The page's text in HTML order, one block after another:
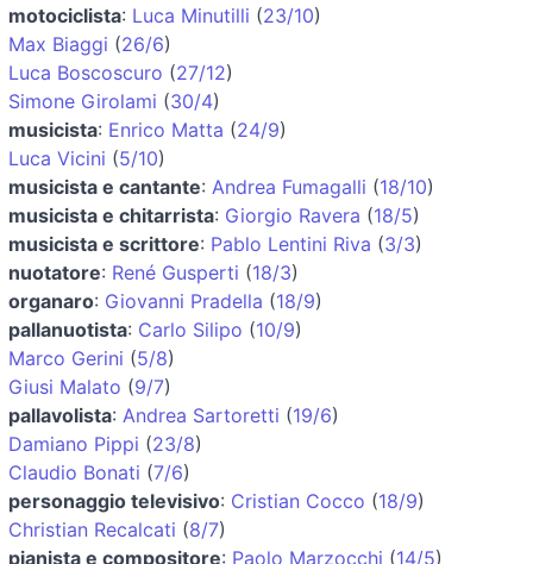
motociclista: Luca Minutilli (23/10)
Max Biaggi (26/6)
Luca Boscoscuro (27/12)
Simone Girolami (30/4)
musicista: Enrico Matta (24/9)
Luca Vicini (5/10)
musicista e cantante: Andrea Fumagalli (18/10)
musicista e chitarrista: Giorgio Ravera (18/5)
musicista e scrittore: Pablo Lentini Riva (3/3)
nuotatore: René Gusperti (18/3)
organaro: Giovanni Pradella (18/9)
pallanuotista: Carlo Silipo (10/9)
Marco Gerini (5/8)
Giusi Malato (9/7)
pallavolista: Andrea Sartoretti (19/6)
Damiano Pippi (23/8)
Claudio Bonati (7/6)
personaggio televisivo: Cristian Cocco (18/9)
Christian Recalcati (8/7)
pianista e compositore: Paolo Marzocchi (14/5)